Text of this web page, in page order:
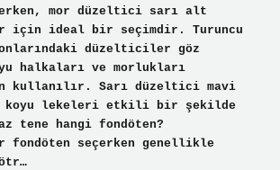
mor düzeltici sarı alt
ideal bir seçimdir. Turuncu
düzelticiler göz
halkaları ve morlukları
kullanılır. Sarı düzeltici mavi
koyu lekeleri etkili bir şekilde
tene hangi fondöten?
fondöten seçerken genellikle